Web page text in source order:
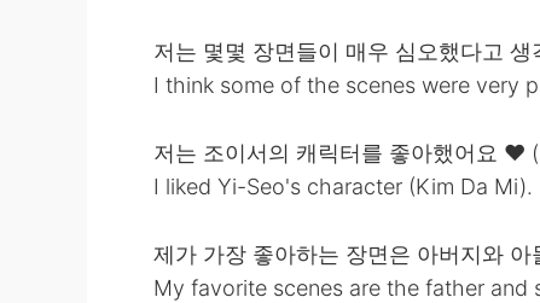
저는 몇몇 장면들이 매우 심오했다고 생
I think some of the scenes were very
저는 조이서의 캐릭터를 좋아했어요 ❤
I liked Yi-Seo's character (Kim Da Mi).
제가 가장 좋아하는 장면은 아버지와
My favorite scenes are the father and